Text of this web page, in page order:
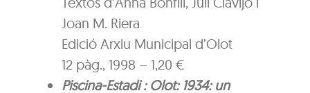
Joan M. Riera
Edició Arxiu Municipal d’Olot
12 pàg., 1998 – 1,20 €
Piscina-Estadi : Olot: 1934: un